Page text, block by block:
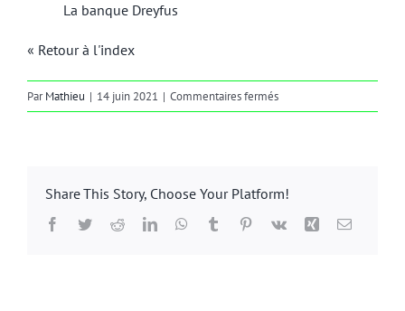
La banque Dreyfus
« Retour à l'index
ParMathieu | 14 juin 2021 | Commentaires ferméssur
imposte
Share This Story, Choose Your Platform!
Facebook
TwitterRedditLinkedInWhatsApp
Tumblr Pinterest
Vk Xing Email